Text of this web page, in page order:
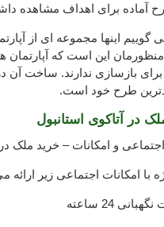
آماده برای اهداف مشاهده
گوییم اینها مجموعه ای از
منظورمان این است که آپارتمان
طرح خود است.
در آتاکوی استانبول
و امکانات – خرید ملک در
با امکانات اجتماعی زیر
24 ساعته